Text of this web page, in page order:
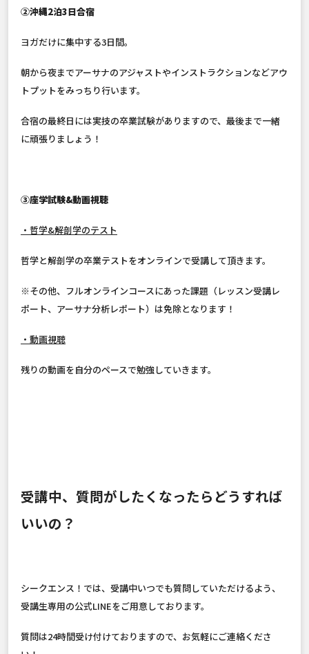
②沖縄2泊3日合宿
ヨガだけに集中する3日間。
朝から夜までアーサナのアジャストやインストラクションなどアウ
トプットをみっちり行います。
合宿の最終日には実技の卒業試験がありますので、最後まで一緒
に頑張りましょう！
③座学試験&動画視聴
・哲学&解剖学のテスト
哲学と解剖学の卒業テストをオンラインで受講して頂きます。
※その他、フルオンラインコースにあった課題（レッスン受講レ
ポート、アーサナ分析レポート）は免除となります！
・動画視聴
残りの動画を自分のペースで勉強していきます。
受講中、質問がしたくなったらどうすれば
いいの？
シークエンス！では、受講中いつでも質問していただけるよう、
受講生専用の公式LINEをご用意しております。
質問は24時間受け付けておりますので、お気軽にご連絡くださ